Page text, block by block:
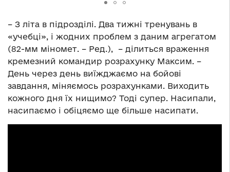
– З літа в підрозділі. Два тижні тренувань в
«учебці», і жодних проблем з даним агрегатом
(82-мм міномет. – Ред.), – ділиться враження
кремезний командир розрахунку Максим. –
День через день виїжджаємо на бойові
завдання, міняємось розрахунками. Виходить
кожного дня їх нищимо? Тоді супер. Насипали,
насипаємо і обіцяємо ще більше насипати.